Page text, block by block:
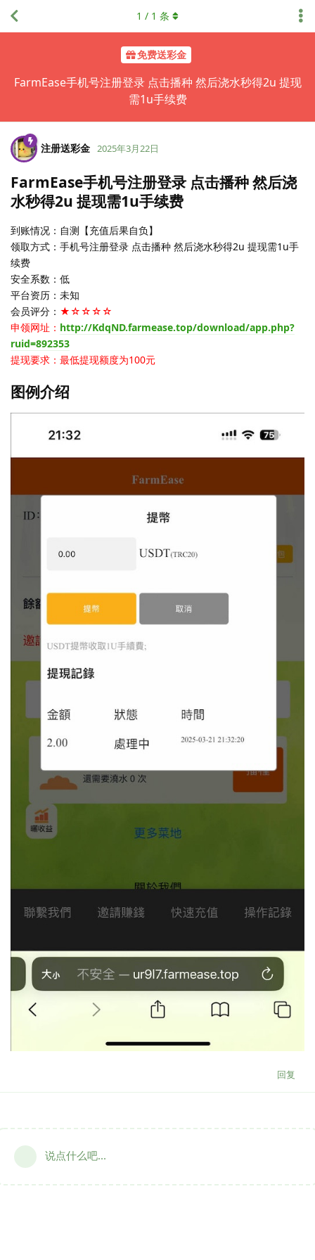
免费送彩金
FarmEase手机号注册登录 点击播种 然后浇水秒得2u 提现
需1u手续费
1 / 1 条
注册送彩金 2025年3月22日
FarmEase手机号注册登录 点击播种 然后浇
水秒得2u 提现需1u手续费
到账情况：自测【充值后果自负】
领取方式：手机号注册登录 点击播种 然后浇水秒得2u 提现需1u手
续费
安全系数：低
平台资历：未知
会员评分： ★☆☆☆☆
申领网址： http://KdqND.farmease.top/download/app.php?
ruid=892353
提现要求：最低提现额度为100元
图例介绍
回复
说点什么吧...